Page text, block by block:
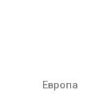
Европа